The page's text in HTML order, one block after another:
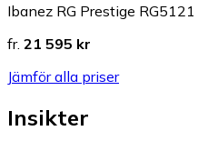
Ibanez RG Prestige RG5121
fr. 21 595 kr
Jämför alla priser
Insikter